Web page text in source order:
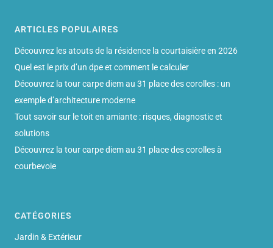
ARTICLES POPULAIRES
Découvrez les atouts de la résidence la courtaisière en 2026
Quel est le prix d’un dpe et comment le calculer
Découvrez la tour carpe diem au 31 place des corolles : un
exemple d’architecture moderne
Tout savoir sur le toit en amiante : risques, diagnostic et
solutions
Découvrez la tour carpe diem au 31 place des corolles à
courbevoie
CATÉGORIES
Jardin & Extérieur